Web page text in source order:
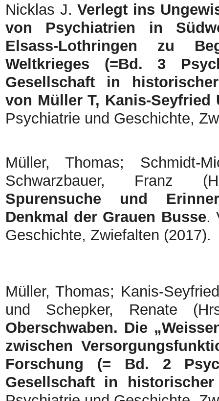
Nicklas J.Verlegt ins
von Psychiatrien in
Elsass-Lothringen zu
Weltkrieges (=Bd. 3
Gesellschaft in
von Müller T, Kanis-Seyfried
Psychiatrie und Geschichte,
Müller, Thomas; Schmidt-
Schwarzbauer, Franz
Spurensuche und
Denkmal der Grauen Busse.
Geschichte, Zwiefalten (2017).
Müller, Thomas; Kanis-
und Schepker, Renate
Oberschwaben. Die
zwischen
Forschung (= Bd. 2
Gesellschaft in historischer